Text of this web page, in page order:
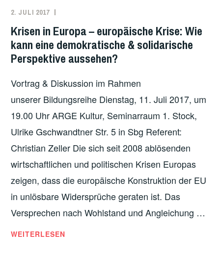
2. JULI 2017
BILDUNGSREIHE ,
VERANSTALTUNGEN,
VERGANGENE
Krisen in Europa – europäische Krise: Wie
kann eine demokratische & solidarische
Perspektive aussehen?
Vortrag & Diskussion im Rahmen
unserer Bildungsreihe Dienstag, 11. Juli 2017, um
19.00 Uhr ARGE Kultur, Seminarraum 1. Stock,
Ulrike Gschwandtner Str. 5 in Sbg Referent:
Christian Zeller Die sich seit 2008 ablösenden
wirtschaftlichen und politischen Krisen Europas
zeigen, dass die europäische Konstruktion der EU
in unlösbare Widersprüche geraten ist. Das
Versprechen nach Wohlstand und Angleichung …
KRISEN
WEITERLESEN